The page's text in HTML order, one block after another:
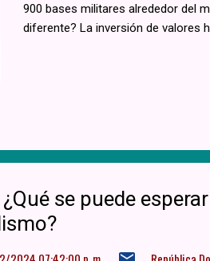
900 bases militares alrededor del
diferente? La inversión de valores
se puede